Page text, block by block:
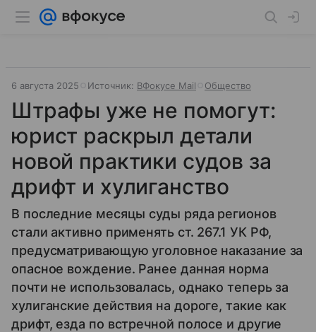
6 августа 2025 Источник: ВФокусе Mail Общество
Штрафы уже не помогут:
юрист раскрыл детали
новой практики судов за
дрифт и хулиганство
В последние месяцы суды ряда регионов
стали активно применять ст. 267.1 УК РФ,
предусматривающую уголовное наказание за
опасное вождение. Ранее данная норма
почти не использовалась, однако теперь за
хулиганские действия на дороге, такие как
дрифт, езда по встречной полосе и другие